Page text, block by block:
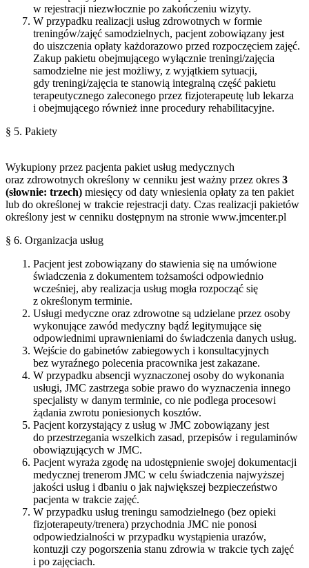
w rejestracji niezwłocznie po zakończeniu wizyty.
W przypadku realizacji usług zdrowotnych w formie
treningów/zajęć samodzielnych, pacjent zobowiązany jest
do uiszczenia opłaty każdorazowo przed rozpoczęciem zajęć.
Zakup pakietu obejmującego wyłącznie treningi/zajęcia
samodzielne nie jest możliwy, z wyjątkiem sytuacji,
gdy treningi/zajęcia te stanowią integralną część pakietu
terapeutycznego zaleconego przez fizjoterapeutę lub lekarza
i obejmującego również inne procedury rehabilitacyjne.
§ 5. Pakiety
Wykupiony przez pacjenta pakiet usług medycznych
oraz zdrowotnych określony w cenniku jest ważny przez okres 3
(słownie: trzech) miesięcy od daty wniesienia opłaty za ten pakiet
lub do określonej w trakcie rejestracji daty. Czas realizacji pakietów
określony jest w cenniku dostępnym na stronie www.jmcenter.pl
§ 6. Organizacja usług
Pacjent jest zobowiązany do stawienia się na umówione
świadczenia z dokumentem tożsamości odpowiednio
wcześniej, aby realizacja usług mogła rozpocząć się
z określonym terminie.
Usługi medyczne oraz zdrowotne są udzielane przez osoby
wykonujące zawód medyczny bądź legitymujące się
odpowiednimi uprawnieniami do świadczenia danych usług.
Wejście do gabinetów zabiegowych i konsultacyjnych
bez wyraźnego polecenia pracownika jest zakazane.
W przypadku absencji wyznaczonej osoby do wykonania
usługi, JMC zastrzega sobie prawo do wyznaczenia innego
specjalisty w danym terminie, co nie podlega procesowi
żądania zwrotu poniesionych kosztów.
Pacjent korzystający z usług w JMC zobowiązany jest
do przestrzegania wszelkich zasad, przepisów i regulaminów
obowiązujących w JMC.
Pacjent wyraża zgodę na udostępnienie swojej dokumentacji
medycznej trenerom JMC w celu świadczenia najwyższej
jakości usług i dbaniu o jak największej bezpieczeństwo
pacjenta w trakcie zajęć.
W przypadku usług treningu samodzielnego (bez opieki
fizjoterapeuty/trenera) przychodnia JMC nie ponosi
odpowiedzialności w przypadku wystąpienia urazów,
kontuzji czy pogorszenia stanu zdrowia w trakcie tych zajęć
i po zajęciach.